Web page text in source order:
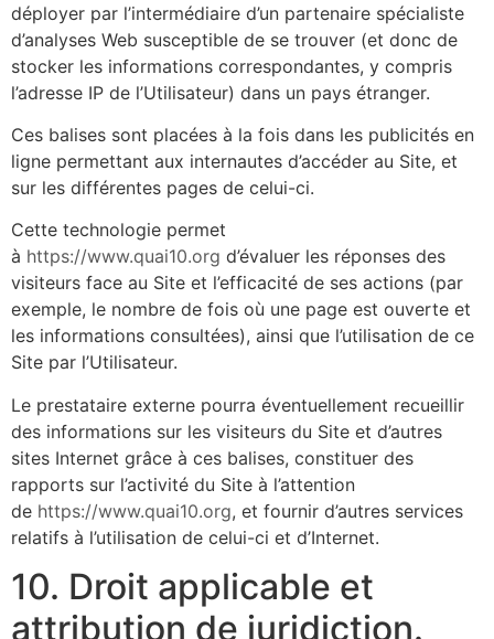
déployer par l’intermédiaire d’un partenaire spécialiste
d’analyses Web susceptible de se trouver (et donc de
stocker les informations correspondantes, y compris
l’adresse IP de l’Utilisateur) dans un pays étranger.
Ces balises sont placées à la fois dans les publicités en
ligne permettant aux internautes d’accéder au Site, et
sur les différentes pages de celui-ci.
Cette technologie permet
à https://www.quai10.org d’évaluer les réponses des
visiteurs face au Site et l’efficacité de ses actions (par
exemple, le nombre de fois où une page est ouverte et
les informations consultées), ainsi que l’utilisation de ce
Site par l’Utilisateur.
Le prestataire externe pourra éventuellement recueillir
des informations sur les visiteurs du Site et d’autres
sites Internet grâce à ces balises, constituer des
rapports sur l’activité du Site à l’attention
de https://www.quai10.org, et fournir d’autres services
relatifs à l’utilisation de celui-ci et d’Internet.
10. Droit applicable et
attribution de juridiction.